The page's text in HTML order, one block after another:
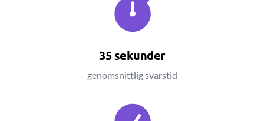
35 sekunder
genomsnittlig svarstid